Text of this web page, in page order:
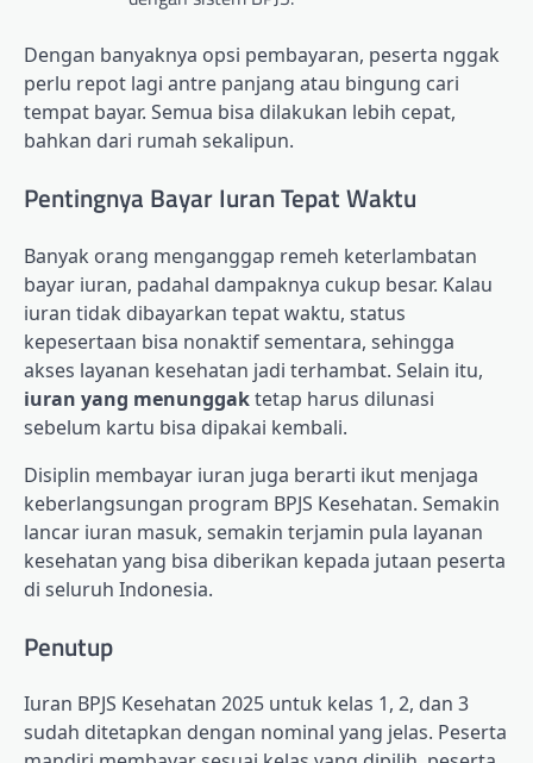
Dengan banyaknya opsi pembayaran, peserta nggak
perlu repot lagi antre panjang atau bingung cari
tempat bayar. Semua bisa dilakukan lebih cepat,
bahkan dari rumah sekalipun.
Pentingnya Bayar Iuran Tepat Waktu
Banyak orang menganggap remeh keterlambatan
bayar iuran, padahal dampaknya cukup besar. Kalau
iuran tidak dibayarkan tepat waktu, status
kepesertaan bisa nonaktif sementara, sehingga
akses layanan kesehatan jadi terhambat. Selain itu,
iuran yang menunggaktetap harus dilunasi
sebelum kartu bisa dipakai kembali.
Disiplin membayar iuran juga berarti ikut menjaga
keberlangsungan program BPJS Kesehatan. Semakin
lancar iuran masuk, semakin terjamin pula layanan
kesehatan yang bisa diberikan kepada jutaan peserta
di seluruh Indonesia.
Penutup
Iuran BPJS Kesehatan 2025 untuk kelas 1, 2, dan 3
sudah ditetapkan dengan nominal yang jelas. Peserta